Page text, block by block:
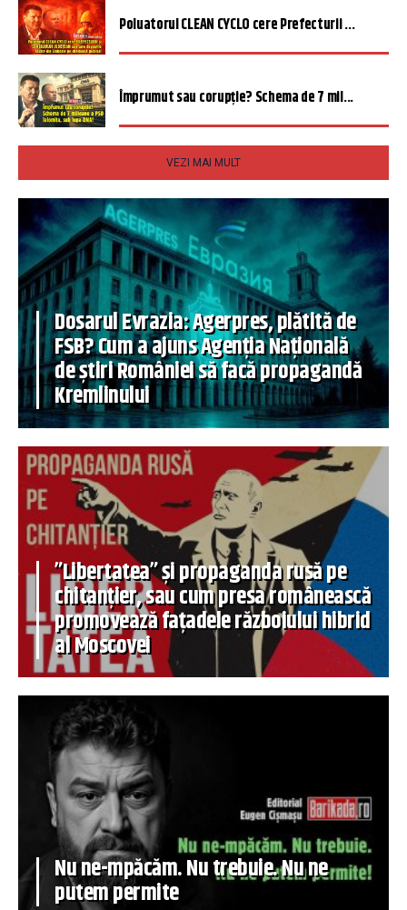
Poluatorul CLEAN CYCLO cere Prefecturii ...
Împrumut sau corupție? Schema de 7 mil...
VEZI MAI MULT
Dosarul Evrazia: Agerpres, plătită de
FSB? Cum a ajuns Agenția Națională
de știri României să facă propagandă
Kremlinului
”Libertatea” și propaganda rusă pe
chitanțier, sau cum presa românească
promovează fațadele războiului hibrid
al Moscovei
Nu ne-mpăcăm. Nu trebuie. Nu ne
putem permite